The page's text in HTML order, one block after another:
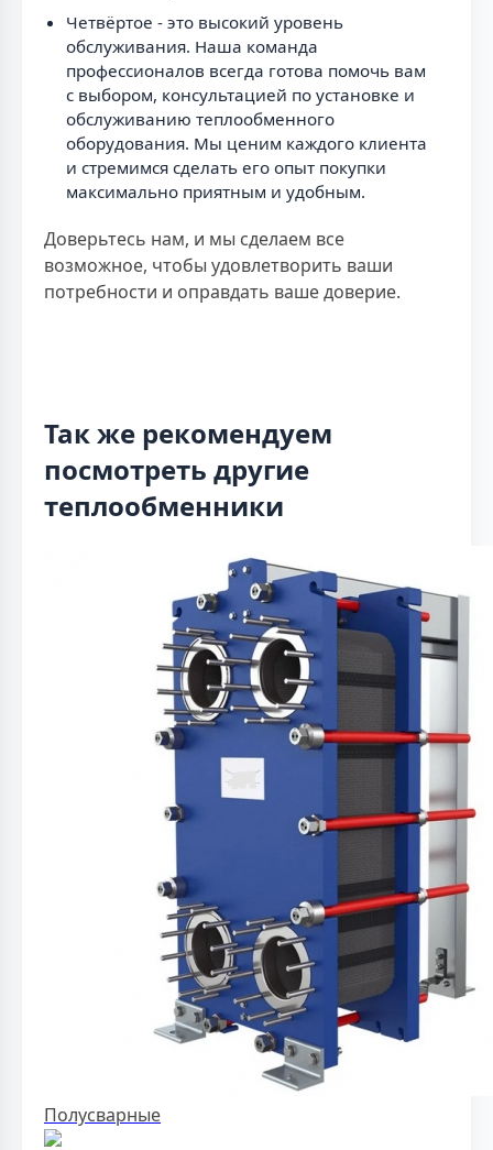
Четвёртое - это высокий уровень
обслуживания. Наша команда
профессионалов всегда готова помочь вам
с выбором, консультацией по установке и
обслуживанию теплообменного
оборудования. Мы ценим каждого клиента
и стремимся сделать его опыт покупки
максимально приятным и удобным.
Доверьтесь нам, и мы сделаем все
возможное, чтобы удовлетворить ваши
потребности и оправдать ваше доверие.
Так же рекомендуем
посмотреть другие
теплообменники
Полусварные